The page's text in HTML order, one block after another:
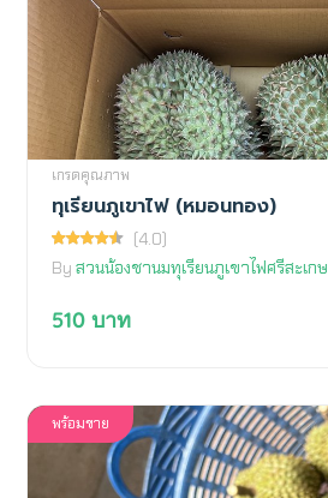
เกรดคุณภาพ
ทุเรียนภูเขาไฟ (หมอนทอง)
(4.0)
By สวนน้องชานมทุเรียนภูเขาไฟศรีสะเกษ
510 บาท
พร้อมขาย